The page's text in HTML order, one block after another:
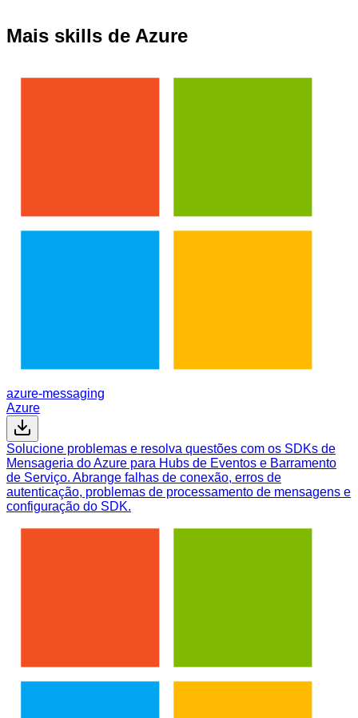
Mais skills de Azure
azure-messaging
Azure
Solucione problemas e resolva questões com os SDKs de
Mensageria do Azure para Hubs de Eventos e Barramento
de Serviço. Abrange falhas de conexão, erros de
autenticação, problemas de processamento de mensagens e
configuração do SDK.